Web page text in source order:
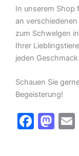
In unserem Shop
an
zum Schwelgen
Ihrer
jeden
Schauen Sie
Begeisterung!
F
M